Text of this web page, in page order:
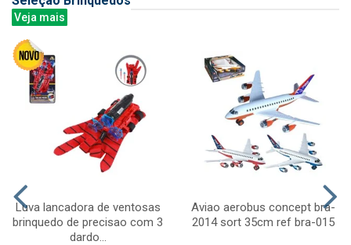
Veja mais
Luva lancadora de ventosas
brinquedo de precisao com 3
dardo...
Aviao aerobus concept bra-
2014 sort 35cm ref bra-015